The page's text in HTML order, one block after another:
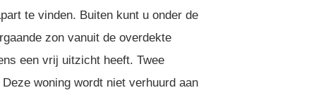
te vinden. Buiten kunt u onder de
zon vanuit de overdekte
een vrij uitzicht heeft. Twee
woning wordt niet verhuurd aan